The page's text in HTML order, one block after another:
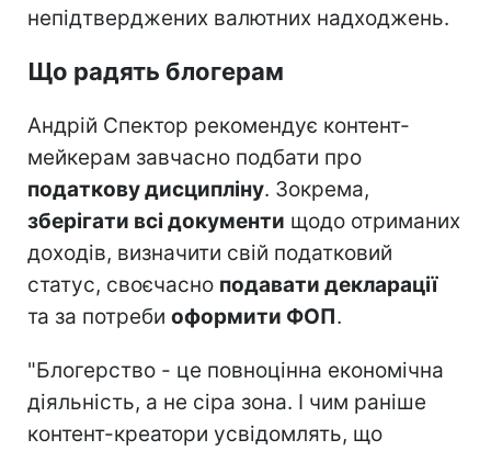
непідтверджених валютних надходжень.
Що радять блогерам
Андрій Спектор рекомендує контент-
мейкерам завчасно подбати про
податкову дисципліну. Зокрема,
зберігати всі документи щодо отриманих
доходів, визначити свій податковий
статус, своєчасно подавати декларації
та за потреби оформити ФОП.
"Блогерство - це повноцінна економічна
діяльність, а не сіра зона. І чим раніше
контент-креатори усвідомлять, що